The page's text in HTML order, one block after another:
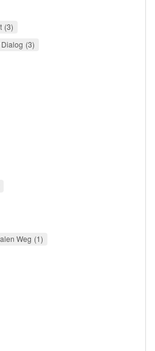
3
3
Weg 1